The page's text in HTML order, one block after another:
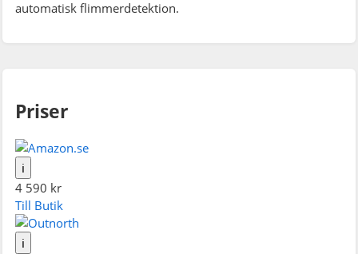
automatisk flimmerdetektion.
Priser
ℹ
4 590 kr
Till Butik
ℹ